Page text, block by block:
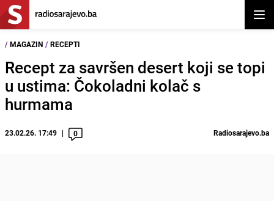
/ MAGAZIN / RECEPTI
Recept za savršen desert koji se topi
u ustima: Čokoladni kolač s
hurmama
23.02.26. 17:49 0 Radiosarajevo.ba